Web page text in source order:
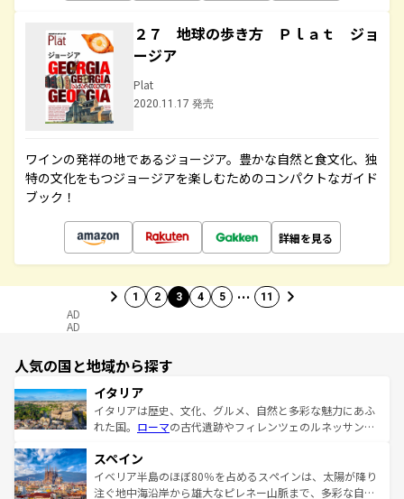
２７ 地球の歩き方 Ｐｌａｔ ジョ
ージア
Plat
2020.11.17 発売
ワインの発祥の地であるジョージア。豊かな自然と食文化、独
特の文化をもつジョージアを楽しむためのコンパクトなガイド
ブック！
詳細を見る
1 2 3 4 5 … 11
AD
AD
人気の国と地域から探す
イタリア
イタリアは歴史、文化、グルメ、自然と多彩な魅力にあふ
れた国。 ローマの古代遺跡やフィレンツェのルネッサンス
ろん、トスカーナの美しい田園風景やアマルフィ海岸の絶
景など、自然景観も見逃せない。観光の合間には、本場の
ピザやパスタなど、絶品のイタリア料理を堪能することも
スペイン
イベリア半島のほぼ80％を占めるスペインは、太陽が降り
注ぐ地中海沿岸から雄大なピレネー山脈まで、多彩な自然